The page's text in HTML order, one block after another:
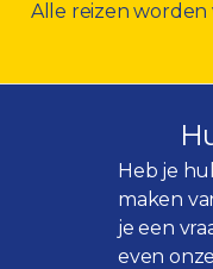
Alle reizen worden
Heb je
maken
je een
even